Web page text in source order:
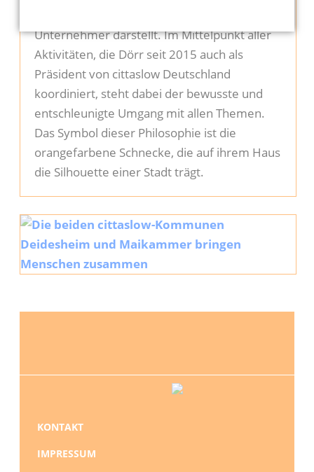
Unternehmer darstellt. Im Mittelpunkt aller
Aktivitäten, die Dörr seit 2015 auch als
Präsident von cittaslow Deutschland
koordiniert, steht dabei der bewusste und
entschleunigte Umgang mit allen Themen.
Das Symbol dieser Philosophie ist die
orangefarbene Schnecke, die auf ihrem Haus
die Silhouette einer Stadt trägt.
NAVIGATION
KONTAKT
IMPRESSUM